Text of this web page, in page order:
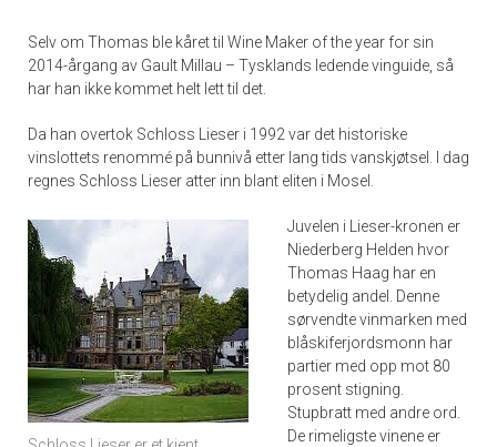
Selv om Thomas ble kåret til Wine Maker of the year for sin
2014-årgang av Gault Millau – Tysklands ledende vinguide, så
har han ikke kommet helt lett til det.
Da han overtok Schloss Lieser i 1992 var det historiske
vinslottets renommé på bunnivå etter lang tids vanskjøtsel. I dag
regnes Schloss Lieser atter inn blant eliten i Mosel.
Juvelen i Lieser-kronen er
Niederberg Helden hvor
Thomas Haag har en
betydelig andel. Denne
sørvendte vinmarken med
blåskiferjordsmonn har
partier med opp mot 80
prosent stigning.
Stupbratt med andre ord.
De rimeligste vinene er